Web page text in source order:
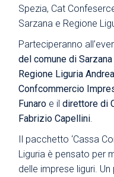
Spezia, Cat
Sarzana e Regione
Parteciperanno
del comune di
Regione Liguria
Confcommercio
Funaro e il direttore di
Fabrizio Capellini
Il pacchetto ‘Cassa
Liguria è pensato per
delle imprese liguri.